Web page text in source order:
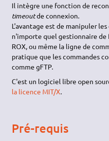
Il intègre une fonction de
timeoutde connexion.
L'avantage est de manipuler
n'importe quel gestionnaire de
ROX, ou même la ligne de
pratique que les commandes
comme gFTP.
C'est un logiciel libre open
la licence MIT/X.
Pré-requis